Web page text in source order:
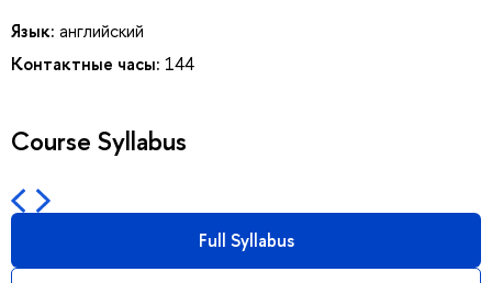
Язык: английский
Контактные часы: 144
Course Syllabus
Full Syllabus